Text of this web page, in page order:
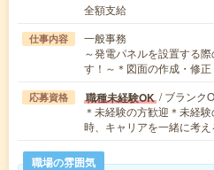
全額支給
仕事内容
一般事務
～発電パネルを設置する
す！～＊図面の作成・修
応募資格 職種未経験OK / ブランク
＊未経験の方歓迎＊未経
時、キャリアを一緒に考
職場の雰囲気